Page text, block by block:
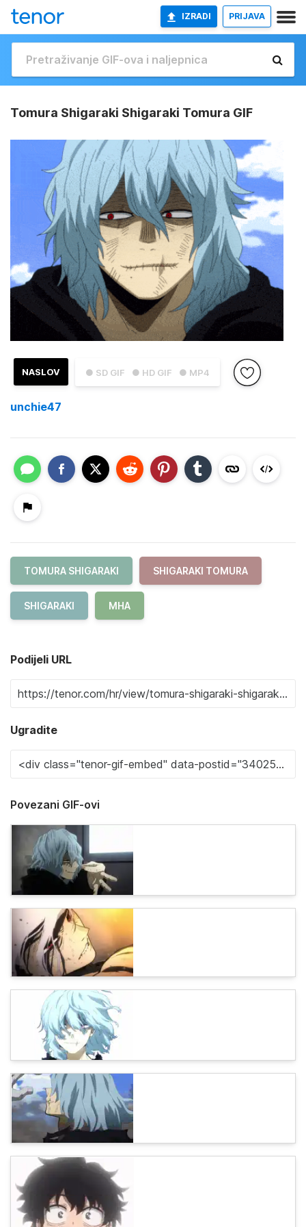
IZRADI PRIJAVA
Tomura Shigaraki Shigaraki Tomura GIF
● SD GIF ● HD GIF ● MP4
NASLOV
unchie47
TOMURA SHIGARAKI SHIGARAKI TOMURA
SHIGARAKI MHA
Podijeli URL
Ugradite
Povezani GIF-ovi